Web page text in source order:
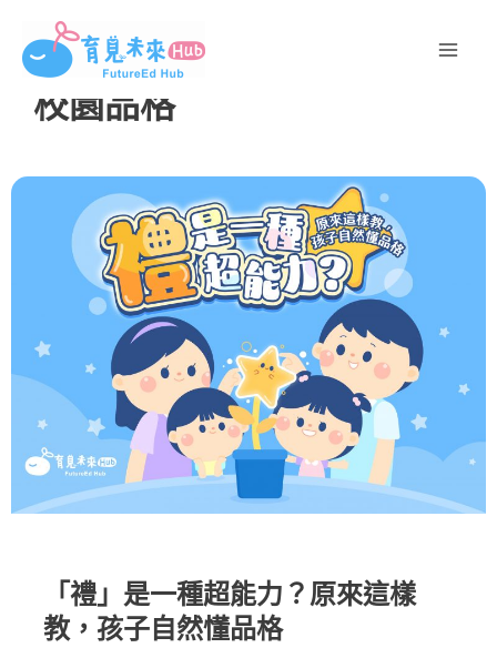
容
校園品格
「禮」是一種超能力？原來這樣
教，孩子自然懂品格